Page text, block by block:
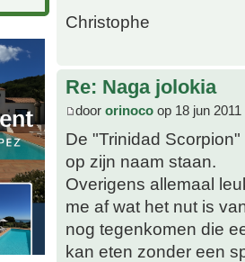
Christophe
Re: Naga jolokia
door orinoco op 18 jun 2011
De "Trinidad
op zijn naam staan.
Overigens allemaal
me af wat het nut is
nog tegenkomen die
kan eten zonder een